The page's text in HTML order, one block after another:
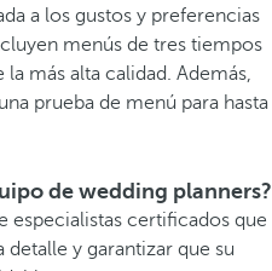
a los gustos y preferencias
menús de tres tiempos
más alta calidad. Además,
prueba de menú para hasta
de wedding planners?
especialistas certificados que
y garantizar que su